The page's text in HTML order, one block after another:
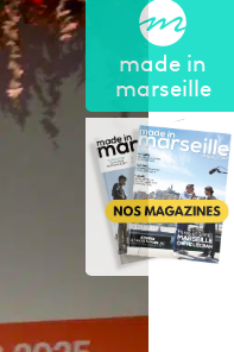
made in
marseille